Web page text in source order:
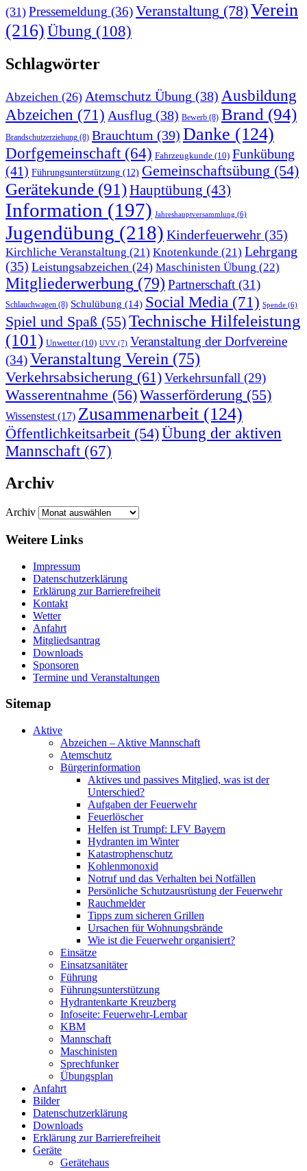
(31) Pressemeldung (36)Veranstaltung (78)Verein
(216)Übung (108)
Schlagwörter
Abzeichen (26) Atemschutz Übung (38) Ausbildung
Abzeichen (71) Ausflug (38) Bewerb (8) Brand (94)
Brandschutzerziehung (8) Brauchtum (39) Danke (124)
Dorfgemeinschaft(64) Fahrzeugkunde (10) Funkübung
(41) Führungsunterstützung (12) Gemeinschaftsübung (54)
Gerätekunde (91)Hauptübung (43)
Information (197) Jahreshauptversammlung (6)
Jugendübung (218) Kinderfeuerwehr (35)
Kirchliche Veranstaltung (21) Knotenkunde (21) Lehrgang
(35) Leistungsabzeichen (24) Maschinisten Übung (22)
Mitgliederwerbung (79) Partnerschaft (31)
Schlauchwagen (8) Schulübung (14) Social Media (71) Spende (6)
Spiel und Spaß (55)Technische Hilfeleistung
(101) Unwetter(10) UVV (7) Veranstaltung der Dorfvereine
(34)Veranstaltung Verein (75)
Verkehrsabsicherung (61)Verkehrsunfall (29)
Wasserentnahme (56)Wasserförderung (55)
Wissenstest(17) Zusammenarbeit (124)
Öffentlichkeitsarbeit (54)Übung der aktiven
Mannschaft(67)
Archiv
Archiv
Weitere Links
Impressum
Datenschutzerklärung
Erklärung zur Barriere­frei­heit
Kontakt
Wetter
Anfahrt
Mitgliedsantrag
Downloads
Sponsoren
Termine und Veranstaltungen
Sitemap
Aktive
Abzeichen – Aktive Mannschaft
Atemschutz
Bürgerinformation
Aktives und passives Mitglied, was ist der
Unterschied?
Aufgaben der Feuerwehr
Feuerlöscher
Helfen ist Trumpf: LFV Bayern
Hydranten im Winter
Katastrophenschutz
Kohlenmonoxid
Notruf und das Verhalten bei Notfällen
Persönliche Schutzausrüstung der Feuerwehr
Rauchmelder
Tipps zum sicheren Grillen
Ursachen für Wohnungsbrände
Wie ist die Feuerwehr organisiert?
Einsätze
Einsatzsanitäter
Führung
Führungsunterstützung
Hydrantenkarte Kreuzberg
Infoseite: Feuerwehr-Lernbar
KBM
Mannschaft
Maschinisten
Sprechfunker
Übungsplan
Anfahrt
Bilder
Datenschutzerklärung
Downloads
Erklärung zur Barriere­frei­heit
Geräte
Gerätehaus